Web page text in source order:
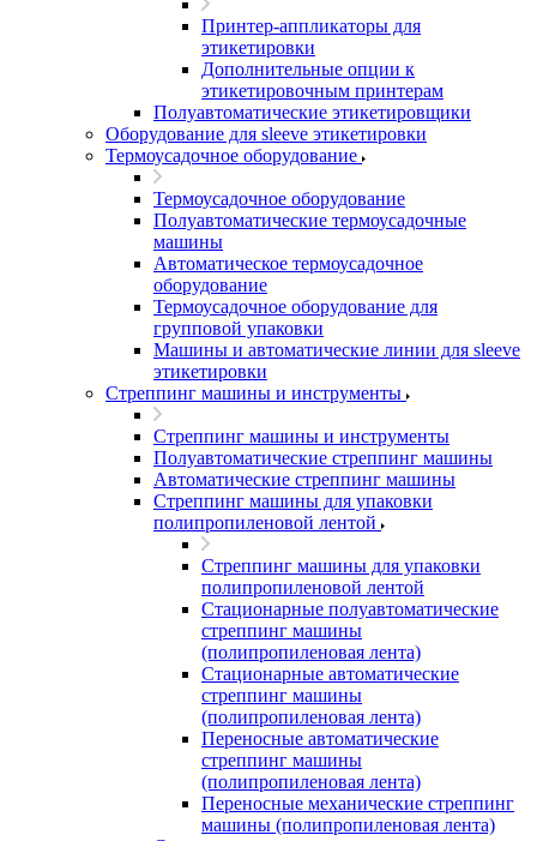
Принтер-аппликаторы для
этикетировки
Дополнительные опции к
этикетировочным принтерам
Полуавтоматические этикетировщики
Оборудование для sleeve этикетировки
Термоусадочное оборудование
Термоусадочное оборудование
Полуавтоматические термоусадочные
машины
Автоматическое термоусадочное
оборудование
Термоусадочное оборудование для
групповой упаковки
Машины и автоматические линии для sleeve
этикетировки
Стреппинг машины и инструменты
Стреппинг машины и инструменты
Полуавтоматические стреппинг машины
Автоматические стреппинг машины
Стреппинг машины для упаковки
полипропиленовой лентой
Стреппинг машины для упаковки
полипропиленовой лентой
Стационарные полуавтоматические
стреппинг машины
(полипропиленовая лента)
Стационарные автоматические
стреппинг машины
(полипропиленовая лента)
Переносные автоматические
стреппинг машины
(полипропиленовая лента)
Переносные механические стреппинг
машины (полипропиленовая лента)